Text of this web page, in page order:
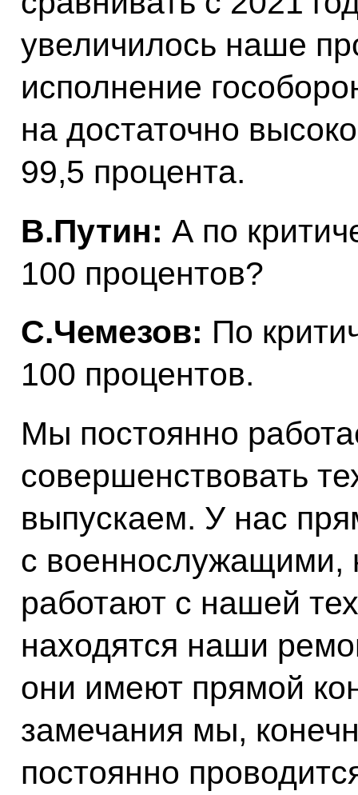
увеличилось наше
исполнение
на достаточно
99,5 процента.
В.Путин: А по
100 процентов?
С.Чемезов: По
100 процентов.
Мы постоянно
совершенствовать
выпускаем. У нас
с военнослужащими,
работают с нашей
находятся наши
они имеют прямой
замечания мы,
постоянно